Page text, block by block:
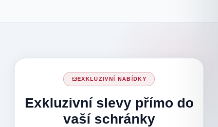
EXKLUZIVNÍ NABÍDKY
Exkluzivní slevy přímo do
vaší schránky